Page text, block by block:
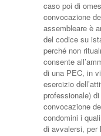
caso poi di
convocazione
assembleare è
del codice su
perché non
consente
di una PEC, in
esercizio
professionale)
convocazione
condomini i
di avvalersi, per